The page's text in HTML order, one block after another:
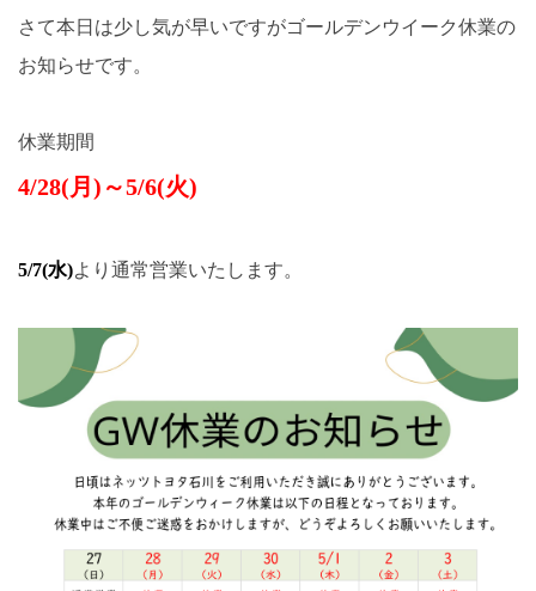
さて本日は少し気が早いですがゴールデンウイーク休業の
お知らせです。
休業期間
4/28(月)～5/6(火)
5/7(水)より通常営業いたします。